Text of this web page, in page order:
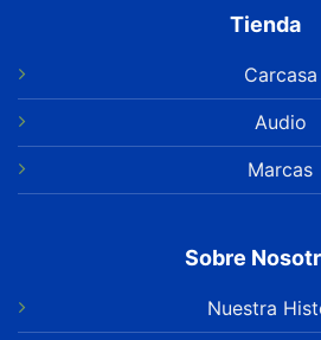
Tienda
Carcasa
Audio
Marcas
Sobre
Nuestra